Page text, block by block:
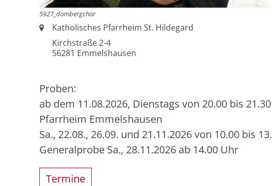
5927_dombergchor
Ort:Katholisches Pfarrheim St. Hildegard
Kirchstraße 2-4
56281 Emmelshausen
Proben:
ab dem 11.08.2026, Dienstags von 20.00 bis
Pfarrheim Emmelshausen
Sa., 22.08., 26.09. und 21.11.2026 von 10.00 bis
Generalprobe Sa., 28.11.2026 ab 14.00 Uhr
Termine